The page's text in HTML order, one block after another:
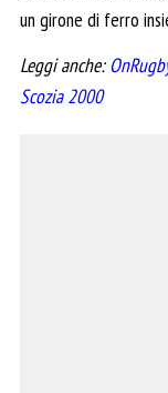
un girone di ferro
Leggi anche:
Scozia 2000